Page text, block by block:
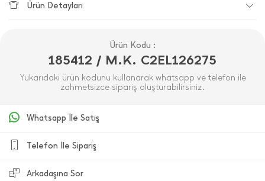
Ürün Detayları
Ürün Kodu :
185412 / M.K. C2EL126275
Yukarıdaki ürün kodunu kullanarak whatsapp ve telefon ile
zahmetsizce sipariş oluşturabilirsiniz.
Whatsapp İle Satış
Telefon İle Sipariş
Arkadaşına Sor